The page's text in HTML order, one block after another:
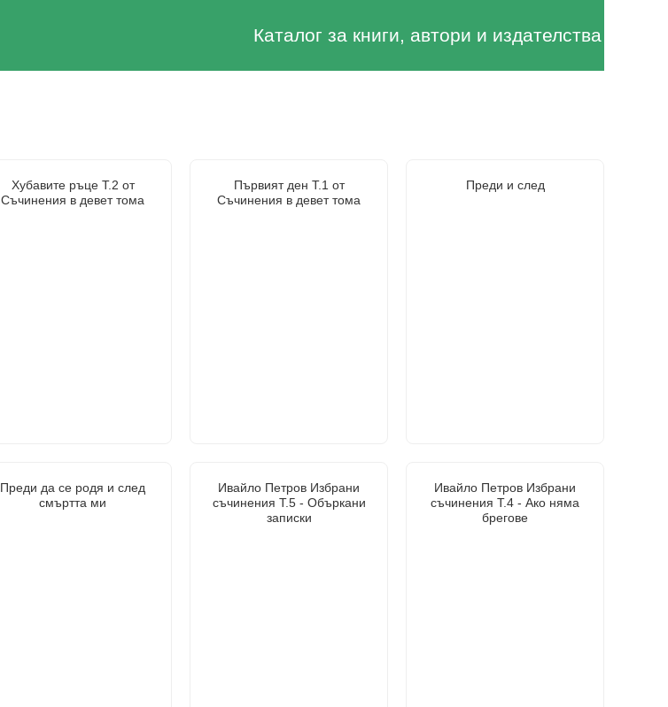
Каталог за книги, автори и издателства
Хубавите ръце Т.2 от
Съчинения в девет тома
Първият ден Т.1 от
Съчинения в девет тома
Преди и след
Преди да се родя и след
смъртта ми
Ивайло Петров Избрани
съчинения Т.5 - Объркани
записки
Ивайло Петров Избрани
съчинения Т.4 - Ако няма
брегове